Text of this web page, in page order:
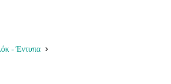
- Έντυπα